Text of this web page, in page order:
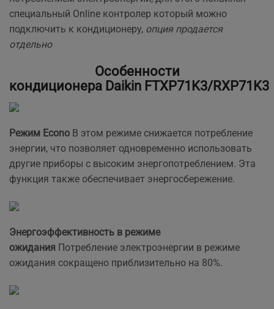
специальный Online контролер который можно
подключить к кондиционеру, опция продается
отдельно
Особенности
кондиционера Daikin FTXP71K3/RXP71K3
Режим Еcono В этом режиме снижается потребление
энергии, что позволяет одновременно использовать
другие приборы с высоким энергопотреблением. Эта
функция также обеспечивает энергосбережение.
Энергоэффективность в режиме
ожидания Потребление электроэнергии в режиме
ожидания сокращено приблизительно на 80%.